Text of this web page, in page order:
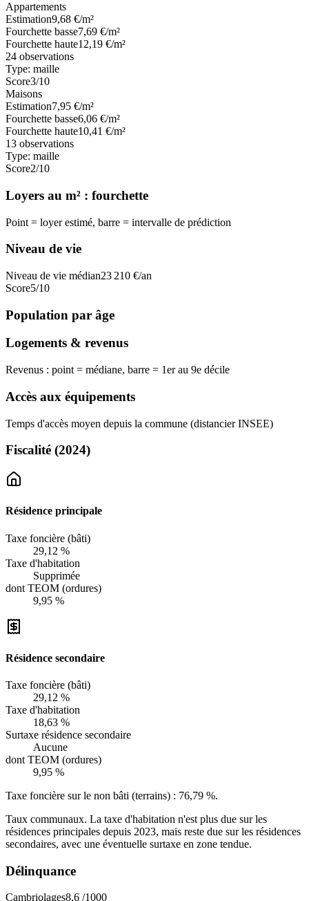
Appartements
Estimation9,68 €/m²
Fourchette basse7,69 €/m²
Fourchette haute12,19 €/m²
24 observations
Type: maille
Score3/10
Maisons
Estimation7,95 €/m²
Fourchette basse6,06 €/m²
Fourchette haute10,41 €/m²
13 observations
Type: maille
Score2/10
Loyers au m² : fourchette
Point = loyer estimé, barre = intervalle de prédiction
Niveau de vie
Niveau de vie médian23 210 €/an
Score5/10
Population par âge
Logements & revenus
Revenus : point = médiane, barre = 1er au 9e décile
Accès aux équipements
Temps d'accès moyen depuis la commune (distancier INSEE)
Fiscalité (2024)
Résidence principale
Taxe foncière (bâti)
29,12 %
Taxe d'habitation
Supprimée
dont TEOM (ordures)
9,95 %
Résidence secondaire
Taxe foncière (bâti)
29,12 %
Taxe d'habitation
18,63 %
Surtaxe résidence secondaire
Aucune
dont TEOM (ordures)
9,95 %
Taxe foncière sur le non bâti (terrains) : 76,79 %.
Taux communaux. La taxe d'habitation n'est plus due sur les
résidences principales depuis 2023, mais reste due sur les résidences
secondaires, avec une éventuelle surtaxe en zone tendue.
Délinquance
Cambriolages8,6 /1000